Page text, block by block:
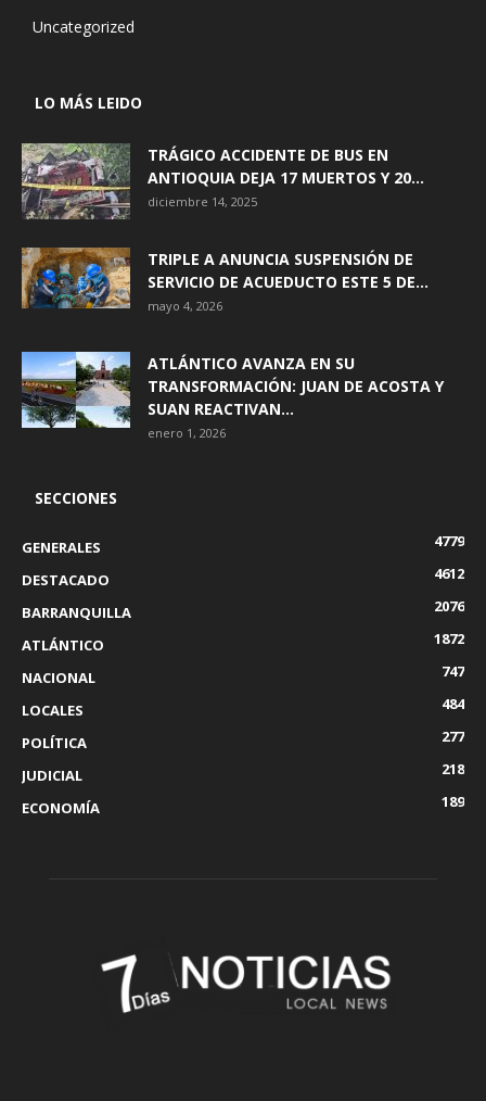
Uncategorized
LO MÁS LEIDO
TRÁGICO ACCIDENTE DE BUS EN
ANTIOQUIA DEJA 17 MUERTOS Y 20...
diciembre 14, 2025
TRIPLE A ANUNCIA SUSPENSIÓN DE
SERVICIO DE ACUEDUCTO ESTE 5 DE...
mayo 4, 2026
ATLÁNTICO AVANZA EN SU
TRANSFORMACIÓN: JUAN DE ACOSTA Y
SUAN REACTIVAN...
enero 1, 2026
SECCIONES
GENERALES
4779
DESTACADO
4612
BARRANQUILLA
2076
ATLÁNTICO
1872
NACIONAL
747
LOCALES
484
POLÍTICA
277
JUDICIAL
218
ECONOMÍA
189